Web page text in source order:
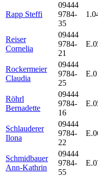
Rapp Steffi
09444
9784-
35
Reiser
Cornelia
09444
9784-
21
Rockermeier
Claudia
09444
9784-
25
Röhrl
Bernadette
09444
9784-
16
Schlauderer
Ilona
09444
9784-
22
Schmidbauer
Ann-Kathrin
09444
9784-
55